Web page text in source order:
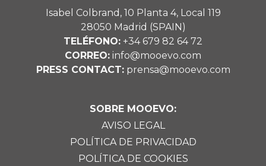
Isabel Colbrand, 10 Planta 4, Local 119
28050 Madrid (SPAIN)
TELÉFONO: +34 679 82 64 72
CORREO: info@mooevo.com
PRESS CONTACT:prensa@mooevo.com
SOBRE MOOEVO:
AVISO LEGAL
POLÍTICA DE PRIVACIDAD
POLÍTICA DE COOKIES